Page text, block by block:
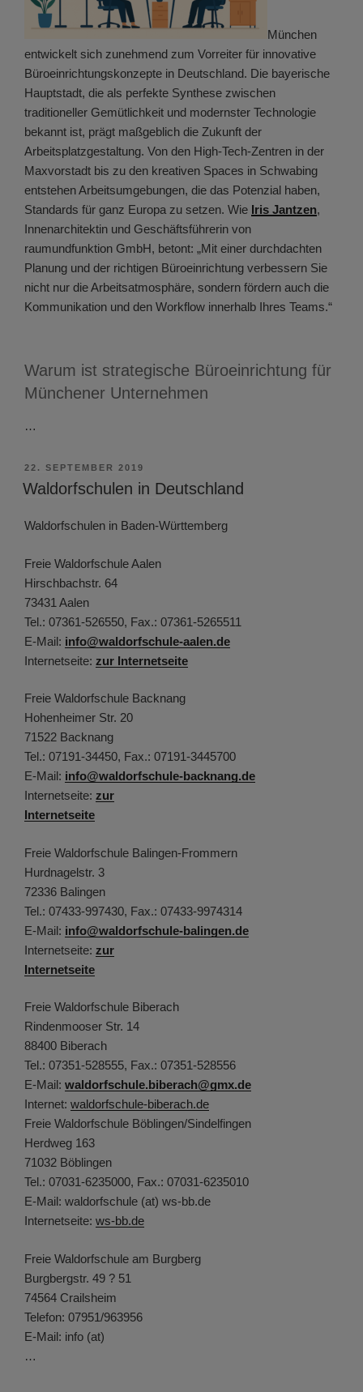
München
entwickelt sich zunehmend zum Vorreiter für innovative
Büroeinrichtungskonzepte in Deutschland. Die bayerische
Hauptstadt, die als perfekte Synthese zwischen
traditioneller Gemütlichkeit und modernster Technologie
bekannt ist, prägt maßgeblich die Zukunft der
Arbeitsplatzgestaltung. Von den High-Tech-Zentren in der
Maxvorstadt bis zu den kreativen Spaces in Schwabing
entstehen Arbeitsumgebungen, die das Potenzial haben,
Standards für ganz Europa zu setzen. Wie Iris Jantzen,
Innenarchitektin und Geschäftsführerin von
raumundfunktion GmbH, betont: „Mit einer durchdachten
Planung und der richtigen Büroeinrichtung verbessern Sie
nicht nur die Arbeitsatmosphäre, sondern fördern auch die
Kommunikation und den Workflow innerhalb Ihres Teams.“
Warum ist strategische Büroeinrichtung für
Münchener Unternehmen
…
VERÖFFENTLICHT
AM
22. SEPTEMBER 2019
Waldorfschulen in Deutschland
Waldorfschulen in Baden-Württemberg
Freie Waldorfschule Aalen
Hirschbachstr. 64
73431 Aalen
Tel.: 07361-526550, Fax.: 07361-5265511
E-Mail: info@waldorfschule-aalen.de
Internetseite: zur Internetseite
Freie Waldorfschule Backnang
Hohenheimer Str. 20
71522 Backnang
Tel.: 07191-34450, Fax.: 07191-3445700
E-Mail: info@waldorfschule-backnang.de
Internetseite: zur
Internetseite
Freie Waldorfschule Balingen-Frommern
Hurdnagelstr. 3
72336 Balingen
Tel.: 07433-997430, Fax.: 07433-9974314
E-Mail: info@waldorfschule-balingen.de
Internetseite: zur
Internetseite
Freie Waldorfschule Biberach
Rindenmooser Str. 14
88400 Biberach
Tel.: 07351-528555, Fax.: 07351-528556
E-Mail: waldorfschule.biberach@gmx.de
Internet: waldorfschule-biberach.de
Freie Waldorfschule Böblingen/Sindelfingen
Herdweg 163
71032 Böblingen
Tel.: 07031-6235000, Fax.: 07031-6235010
E-Mail: waldorfschule (at) ws-bb.de
Internetseite: ws-bb.de
Freie Waldorfschule am Burgberg
Burgbergstr. 49 ? 51
74564 Crailsheim
Telefon: 07951/963956
E-Mail: info (at)
…